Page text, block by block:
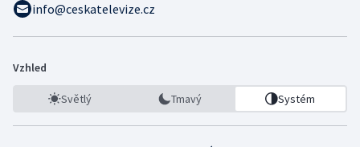
info@ceskatelevize.cz
Vzhled
Světlý Tmavý Systém